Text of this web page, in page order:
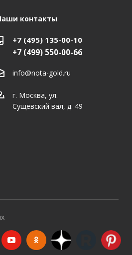
контакты
+7 (495) 135-00-10
+7 (499) 550-00-66
info@nota-gold.ru
г. Москва, ул.
Сущевский вал, д. 49